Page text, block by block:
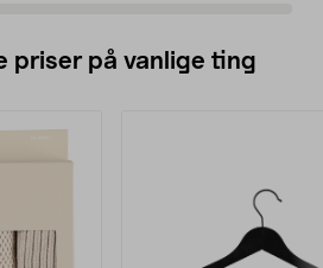
priser på vanlige ting